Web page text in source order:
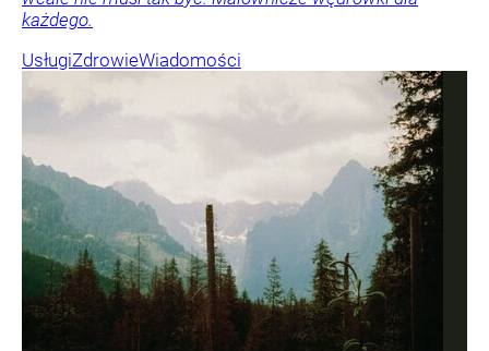
każdego.
UsługiZdrowieWiadomości